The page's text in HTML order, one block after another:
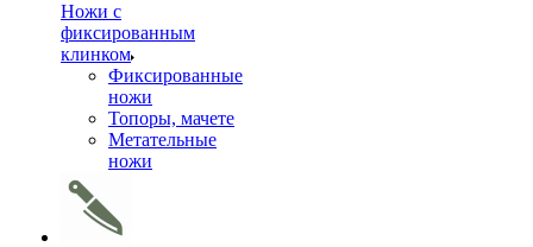
Ножи с
фиксированным
клинком
Фиксированные
ножи
Топоры, мачете
Метательные
ножи